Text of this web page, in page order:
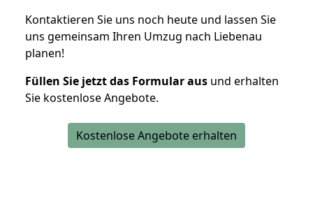
Kontaktieren Sie uns noch heute und lassen Sie
uns gemeinsam Ihren Umzug nach Liebenau
planen!
Füllen Sie jetzt das Formular aus und erhalten
Sie kostenlose Angebote.
Kostenlose Angebote erhalten